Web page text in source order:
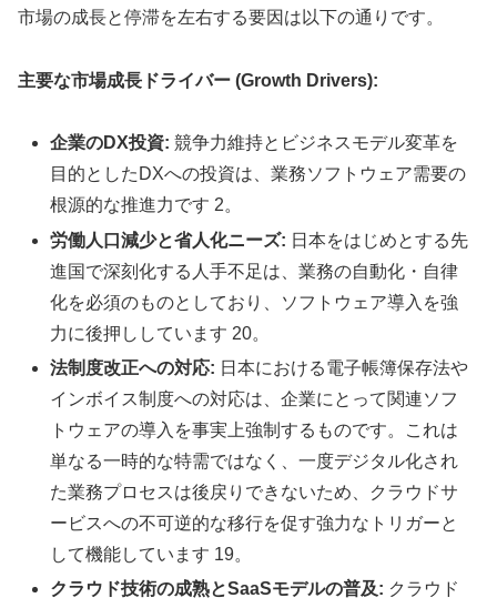
市場の成長と停滞を左右する要因は以下の通りです。
主要な市場成長ドライバー (Growth Drivers):
企業のDX投資: 競争力維持とビジネスモデル変革を
目的としたDXへの投資は、業務ソフトウェア需要の
根源的な推進力です 2。
労働人口減少と省人化ニーズ: 日本をはじめとする先
進国で深刻化する人手不足は、業務の自動化・自律
化を必須のものとしており、ソフトウェア導入を強
力に後押ししています 20。
法制度改正への対応: 日本における電子帳簿保存法や
インボイス制度への対応は、企業にとって関連ソフ
トウェアの導入を事実上強制するものです。これは
単なる一時的な特需ではなく、一度デジタル化され
た業務プロセスは後戻りできないため、クラウドサ
ービスへの不可逆的な移行を促す強力なトリガーと
して機能しています 19。
クラウド技術の成熟とSaaSモデルの普及: クラウド